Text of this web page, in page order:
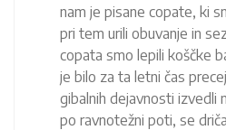
nam je pisane copate, ki
pri tem urili obuvanje in
copata smo lepili koščke
je bilo za ta letni čas
gibalnih dejavnosti izvedli
po ravnotežni poti, se